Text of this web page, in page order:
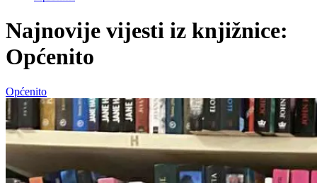
Najnovije vijesti iz knjižnice:
Općenito
Općenito